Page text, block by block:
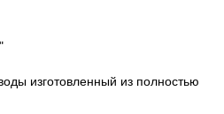
изготовленный из полностью